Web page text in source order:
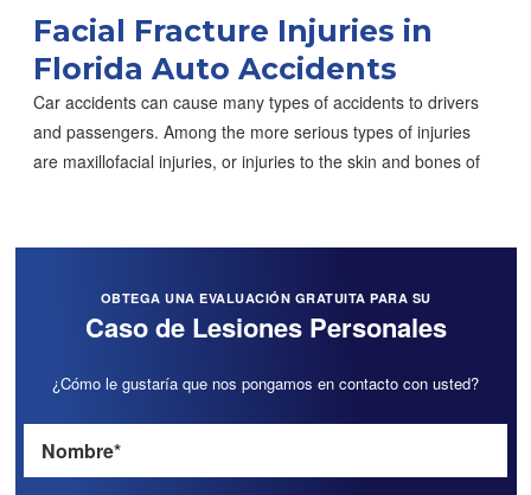
Facial Fracture Injuries in
Florida Auto Accidents
Car accidents can cause many types of accidents to drivers
and passengers. Among the more serious types of injuries
are maxillofacial injuries, or injuries to the skin and bones of
OBTEGA UNA EVALUACIÓN GRATUITA PARA SU
Caso de Lesiones Personales
¿Cómo le gustaría que nos pongamos en contacto con usted?